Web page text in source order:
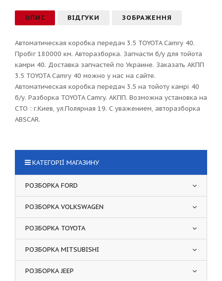
ОПИС ВІДГУКИ ЗОБРАЖЕННЯ
Автоматическая коробка передач 3.5 TOYOTA Camry 40.
Пробіг 180000 км. Авторазборка. Запчасти б/у для тойота
камри 40. Доставка запчастей по Украине. Заказать АКПП
3.5 TOYOTA Camry 40 можно у нас на сайте.
Автоматическая коробка передач 3.5 на тойоту камрі 40
б/у. Разборка TOYOTA Camry. АКПП. Возможна установка на
СТО : г.Киев, ул.Полярная 19. С уважением, авторазборка
ABSCAR.
КАТЕГОРІЇ МАГАЗИНУ
РОЗБОРКА FORD
РОЗБОРКА VOLKSWAGEN
РОЗБОРКА TOYOTA
РОЗБОРКА MITSUBISHI
РОЗБОРКА JEEP